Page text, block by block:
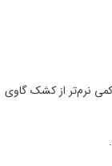
نرم‌تر از کشک گاوی